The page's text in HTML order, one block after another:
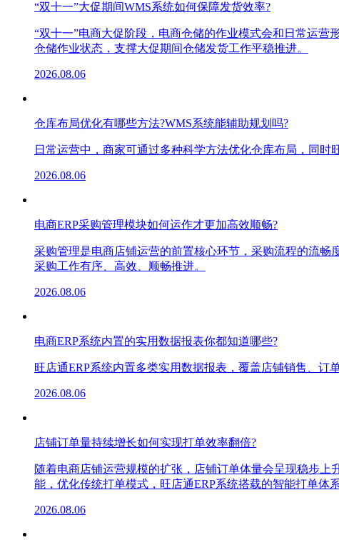
“双十一”大促期间WMS系统如何保障发货效率?
“双十一”电商大促阶段，电商仓储的作业模式会和日常运
仓储作业状态，支撑大促期间仓储发货工作平稳推进。
2026.08.06
仓库布局优化有哪些方法?WMS系统能辅助规划吗?
日常运营中，商家可通过多种科学方法优化仓库布局，同时
2026.08.06
电商ERP采购管理模块如何运作才更加高效顺畅?
采购管理是电商店铺运营的前置核心环节，采购流程的流
采购工作有序、高效、顺畅推进。
2026.08.06
电商ERP系统内置的实用数据报表你都知道哪些?
旺店通ERP系统内置多类实用数据报表，覆盖店铺销售、订
2026.08.06
店铺订单量持续增长如何实现打单效率翻倍?
随着电商店铺运营规模的扩张，店铺订单体量会呈现稳步
能，优化传统打单模式，旺店通ERP系统搭载的智能打单体
2026.08.06